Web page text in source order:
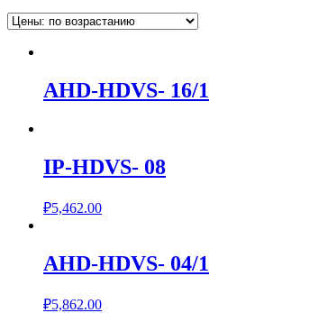
AHD-HDVS- 16/1
IP-HDVS- 08
₽5,462.00
AHD-HDVS- 04/1
₽5,862.00